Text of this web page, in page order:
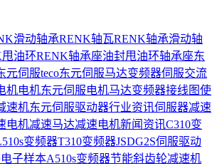
滑动轴承RENK轴瓦RENK轴承滑动轴
油环RENK轴承座油封甩油环轴承座东
元伺服teco东元伺服马达变频器伺服交流
机电机东元伺服电机马达变频器接线图使
速机东元伺服驱动器行业资讯伺服器减速
电机减速马达减速电机新闻资讯C310变
变频器T310变频器JSDG2S伺服驱动
电子样本A510s变频器节能斜齿轮减速机